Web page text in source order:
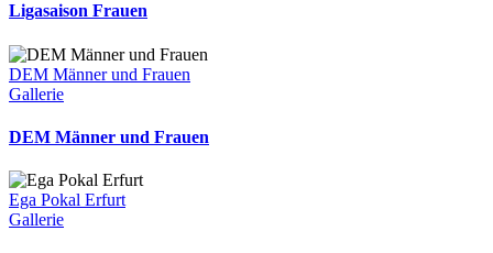
Ligasaison Frauen
DEM Männer und Frauen
Gallerie
DEM Männer und Frauen
Ega Pokal Erfurt
Gallerie